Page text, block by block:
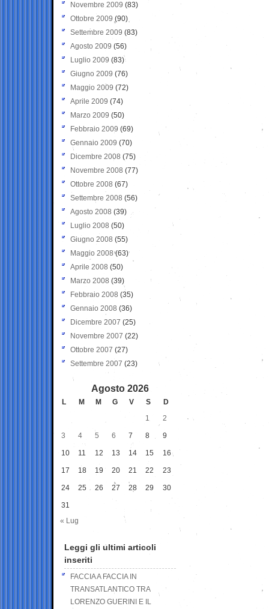
Novembre 2009 (83)
Ottobre 2009 (90)
Settembre 2009 (83)
Agosto 2009 (56)
Luglio 2009 (83)
Giugno 2009 (76)
Maggio 2009 (72)
Aprile 2009 (74)
Marzo 2009 (50)
Febbraio 2009 (69)
Gennaio 2009 (70)
Dicembre 2008 (75)
Novembre 2008 (77)
Ottobre 2008 (67)
Settembre 2008 (56)
Agosto 2008 (39)
Luglio 2008 (50)
Giugno 2008 (55)
Maggio 2008(63)
Aprile 2008 (50)
Marzo 2008 (39)
Febbraio 2008 (35)
Gennaio 2008 (36)
Dicembre 2007 (25)
Novembre 2007 (22)
Ottobre 2007 (27)
Settembre 2007 (23)
Agosto 2026
L M M G V S
D
1
2
3 4 5 6 7 8 9
10 11 12 13 14 15 16
17 18 19 20 21 22 23
24 25 26 27 28 29 30
31
« Lug
Leggi gli ultimi articoli
inseriti
FACCIA A FACCIA IN
TRANSATLANTICO TRA
LORENZO GUERINI E IL